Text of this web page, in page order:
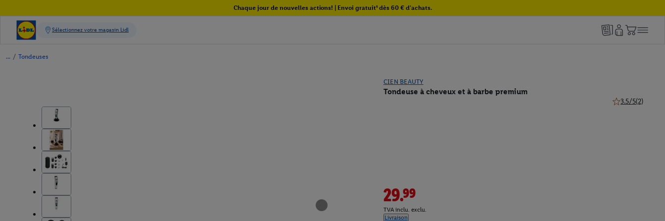
Chaque jour de nouvelles actions! | Envoi gratuit¹ dès 60 € d'achats.
/ Tondeuses
CIEN BEAUTY
Tondeuse à cheveux et à barbe premium
3.5/5(2)
29.99
TVA inclu. exclu.
Livraison